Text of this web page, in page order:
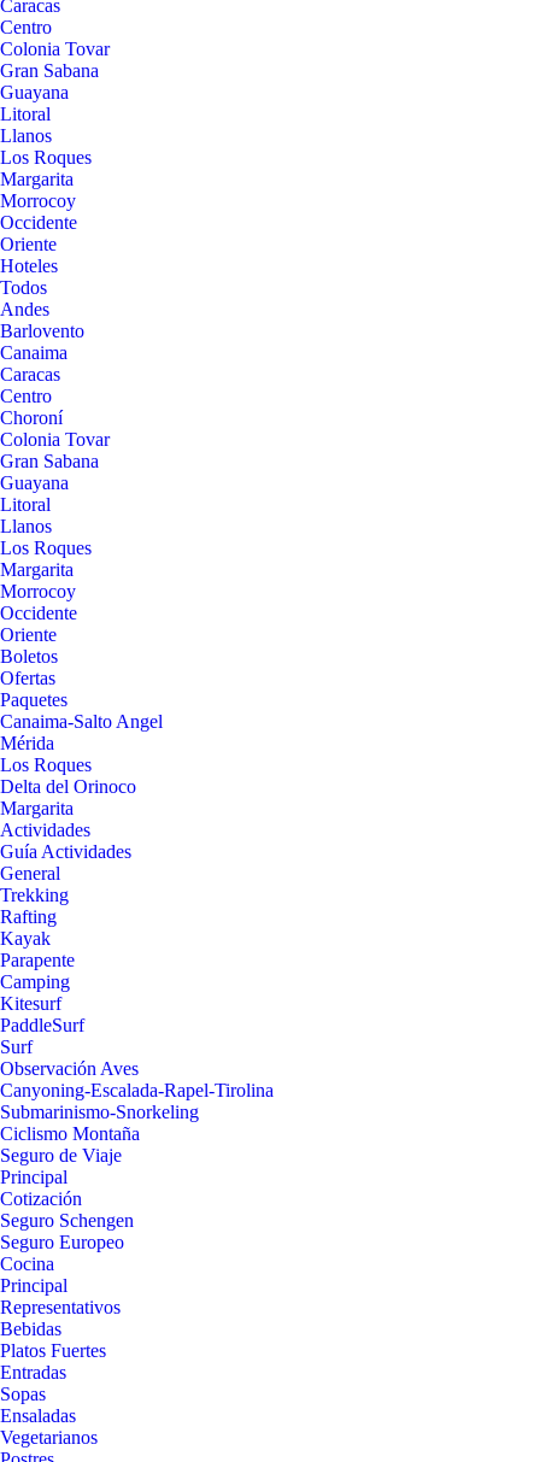
Caracas
Centro
Colonia Tovar
Gran Sabana
Guayana
Litoral
Llanos
Los Roques
Margarita
Morrocoy
Occidente
Oriente
Hoteles
Todos
Andes
Barlovento
Canaima
Caracas
Centro
Choroní
Colonia Tovar
Gran Sabana
Guayana
Litoral
Llanos
Los Roques
Margarita
Morrocoy
Occidente
Oriente
Boletos
Ofertas
Paquetes
Canaima-Salto Angel
Mérida
Los Roques
Delta del Orinoco
Margarita
Actividades
Guía Actividades
General
Trekking
Rafting
Kayak
Parapente
Camping
Kitesurf
PaddleSurf
Surf
Observación Aves
Canyoning-Escalada-Rapel-Tirolina
Submarinismo-Snorkeling
Ciclismo Montaña
Seguro de Viaje
Principal
Cotización
Seguro Schengen
Seguro Europeo
Cocina
Principal
Representativos
Bebidas
Platos Fuertes
Entradas
Sopas
Ensaladas
Vegetarianos